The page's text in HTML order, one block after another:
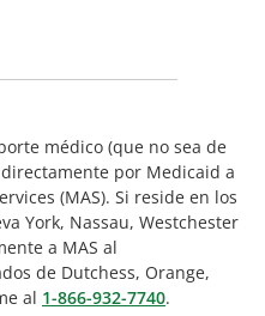
médico (que no sea de
por Medicaid a
(MAS). Si reside en los
York, Nassau, Westchester
a MAS al
de Dutchess, Orange,
al 1-866-932-7740.